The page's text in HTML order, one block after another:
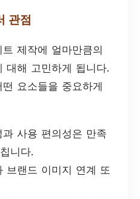
관점
제작에 얼마만큼의
대해 고민하게 됩니다.
요소들을 중요하게
사용 편의성은 만족
니다.
브랜드 이미지 연계 또